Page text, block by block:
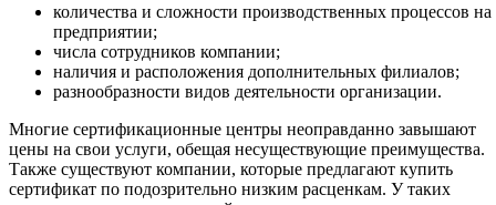
количества и сложности производственных процессов на
предприятии;
числа сотрудников компании;
наличия и расположения дополнительных филиалов;
разнообразности видов деятельности организации.
Многие сертификационные центры неоправданно завышают
цены на свои услуги, обещая несуществующие преимущества.
Также существуют компании, которые предлагают купить
сертификат по подозрительно низким расценкам. У таких